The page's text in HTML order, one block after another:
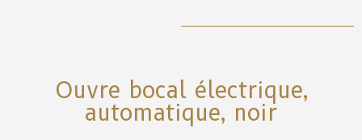
Ouvre bocal électrique,
automatique, noir